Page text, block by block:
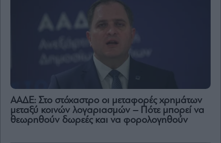
ΑΑΔΕ: Στο στόχαστρο οι μεταφορές χρημάτων
μεταξύ κοινών λογαριασμών – Πότε μπορεί να
θεωρηθούν δωρεές και να φορολογηθούν